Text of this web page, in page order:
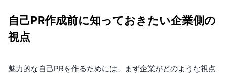
自己PR作成前に知っておきたい企業側の
視点
魅力的な自己PRを作るためには、まず企業がどのような視点